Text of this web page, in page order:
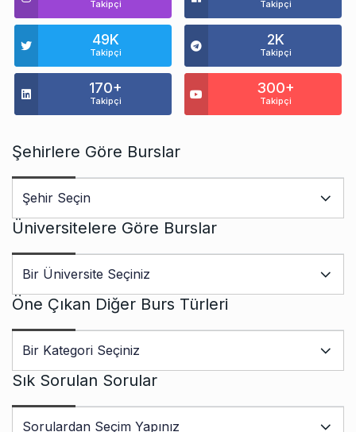
Takipçi Takipçi
49K
Takipçi
2K
Takipçi
170+
Takipçi
300+
Takipçi
Şehirlere Göre Burslar
Üniversitelere Göre Burslar
Öne Çıkan Diğer Burs Türleri
Sık Sorulan Sorular